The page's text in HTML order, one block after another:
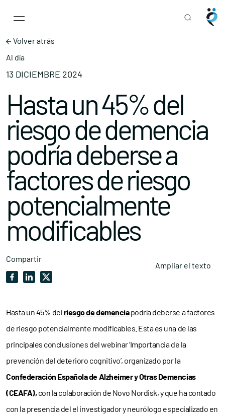
Main Navigation
Volver atrás
Al día
13 DICIEMBRE 2024
Hasta un 45% del
riesgo de demencia
podría deberse a
factores de riesgo
potencialmente
modificables
Compartir
Ampliar el texto
Hasta un 45% delriesgo de demenciapodría deberse a factores
de riesgo potencialmente modificables. Esta es una de las
principales conclusiones del webinar ‘Importancia de la
prevención del deterioro cognitivo’, organizado por la
Confederación Española de Alzheimer y Otras Demencias
(CEAFA), con la colaboración de Novo Nordisk, y que ha contado
con la presencia del el investigador y neurólogo especializado en